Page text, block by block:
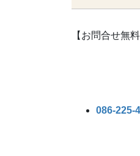
【お問合せ無
086-225-